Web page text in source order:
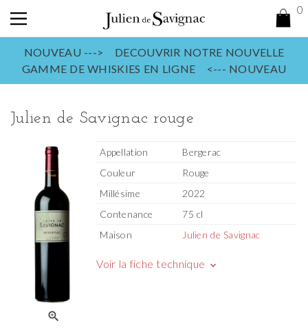
0
NOUVEAU ---> DECOUVRIR NOTRE NOUVELLE
GAMME DE WHISKIES EN LIGNE <--- NOUVEAU
Julien de Savignac rouge
zoom_in
Appellation
Bergerac
Couleur
Rouge
Millésime
2022
Contenance
75 cl
Maison
Julien de Savignac
Voir la fiche technique keyboard_arrow_down